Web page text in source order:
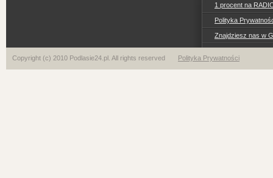
1 procent na
Polityka
Znajdziesz nas w
Copyright (c) 2010 Podlasie24.pl. All rights reserved Polityka Prywatności